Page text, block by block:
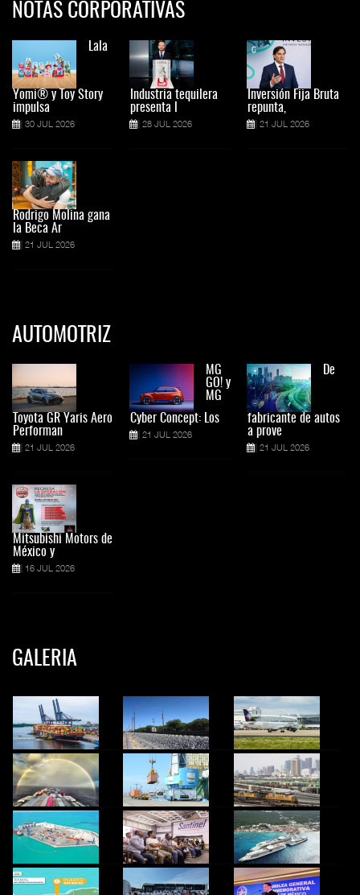
NOTAS CORPORATIVAS
Lala
Yomi® y Toy Story
impulsa
30 JUL 2026
Rodrigo Molina gana
la Beca Ar
21 JUL 2026
Industria tequilera
presenta l
28 JUL 2026
Inversión Fija Bruta
repunta,
21 JUL 2026
AUTOMOTRIZ
Toyota GR Yaris Aero
Performan
21 JUL 2026
Mitsubishi Motors de
México y
16 JUL 2026
MG
GO! y
MG
Cyber Concept: Los
21 JUL 2026
De
fabricante de autos
a prove
21 JUL 2026
GALERIA